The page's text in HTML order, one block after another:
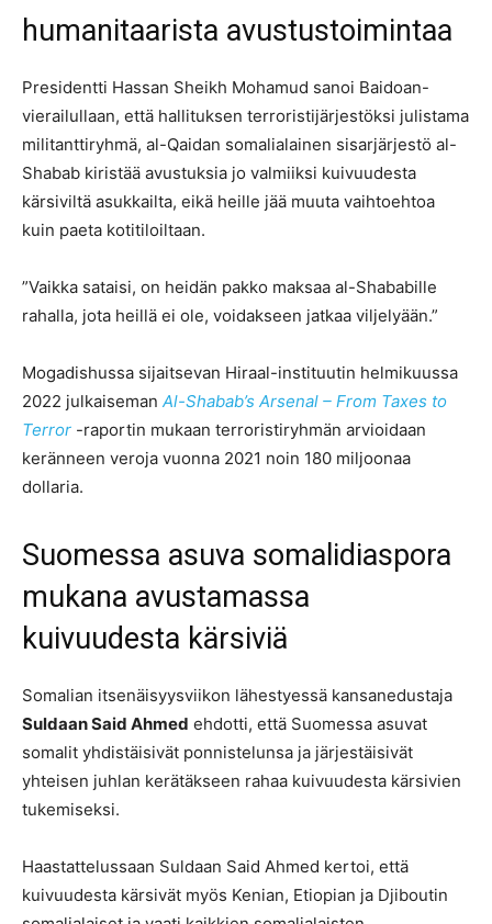
humanitaarista avustustoimintaa
Presidentti Hassan Sheikh Mohamud sanoi Baidoan-
vierailullaan, että hallituksen terroristijärjestöksi julistama
militanttiryhmä, al-Qaidan somalialainen sisarjärjestö al-
Shabab kiristää avustuksia jo valmiiksi kuivuudesta
kärsiviltä asukkailta, eikä heille jää muuta vaihtoehtoa
kuin paeta kotitiloiltaan.
”Vaikka sataisi, on heidän pakko maksaa al-Shababille
rahalla, jota heillä ei ole, voidakseen jatkaa viljelyään.”
Mogadishussa sijaitsevan Hiraal-instituutin helmikuussa
2022 julkaiseman Al-Shabab’s Arsenal – From Taxes to
Terror -raportin mukaan terroristiryhmän arvioidaan
keränneen veroja vuonna 2021 noin 180 miljoonaa
dollaria.
Suomessa asuva somalidiaspora
mukana avustamassa
kuivuudesta kärsiviä
Somalian itsenäisyysviikon lähestyessä kansanedustaja
Suldaan Said Ahmed ehdotti, että Suomessa asuvat
somalit yhdistäisivät ponnistelunsa ja järjestäisivät
yhteisen juhlan kerätäkseen rahaa kuivuudesta kärsivien
tukemiseksi.
Haastattelussaan Suldaan Said Ahmed kertoi, että
kuivuudesta kärsivät myös Kenian, Etiopian ja Djiboutin